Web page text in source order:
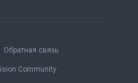
Обратная связь
Community